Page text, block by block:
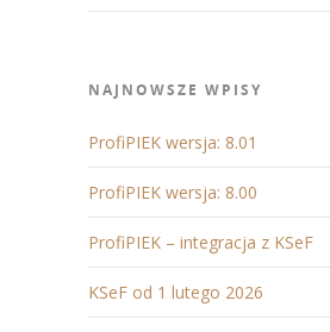
NAJNOWSZE WPISY
ProfiPIEK wersja: 8.01
ProfiPIEK wersja: 8.00
ProfiPIEK – integracja z KSeF
KSeF od 1 lutego 2026